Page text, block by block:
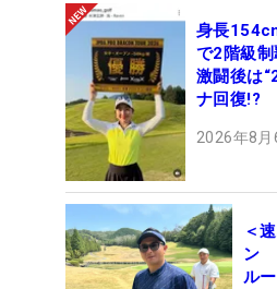
身長
で2階級
激闘後は
ナ回復!?
2026年8月
＜
ン
ル